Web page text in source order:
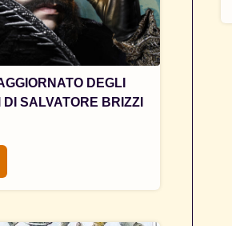
DEGLI
SALVATORE BRIZZI